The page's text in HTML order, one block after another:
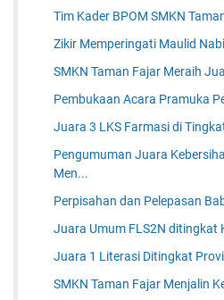
Tim Kader BPOM SMKN
Zikir Memperingati Maulid
SMKN Taman Fajar Meraih
Pembukaan Acara Pramuka
Juara 3 LKS Farmasi di
Pengumuman Juara
Men...
Perpisahan dan Pelepasan
Juara Umum FLS2N ditingkat
Juara 1 Literasi Ditingkat
SMKN Taman Fajar Menjalin